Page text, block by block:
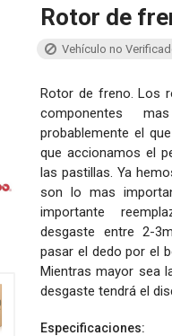
Rotor de
Vehículo no
Rotor de freno. Los
componentes
probablemente el
que accionamos el
las pastillas. Ya
son lo mas
importante
desgaste entre 2-
pasar el dedo por el
Mientras mayor sea
desgaste tendrá el
Especificaciones: